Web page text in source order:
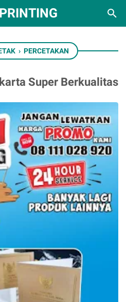
› PERCETAKAN
Super Berkualitas